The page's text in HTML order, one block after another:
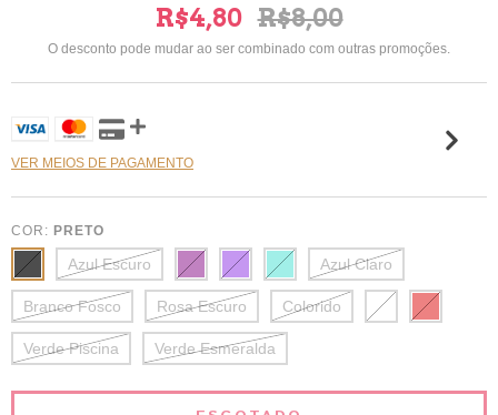
R$4,80 R$8,00
O desconto pode mudar ao ser combinado com outras promoções.
VER MEIOS DE PAGAMENTO
COR: PRETO
Azul Escuro Azul Claro
Branco Fosco Rosa Escuro Colorido
Verde Piscina Verde Esmeralda